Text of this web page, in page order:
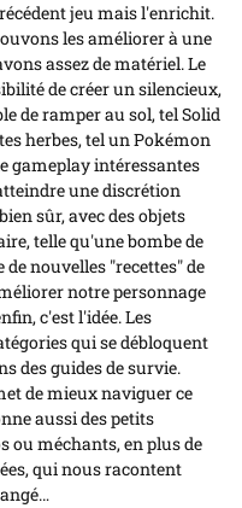
jeu mais l'enrichit.
les améliorer à une
assez de matériel. Le
de créer un silencieux,
de ramper au sol, tel Solid
herbes, tel un Pokémon
gameplay intéressantes
une discrétion
sûr, avec des objets
telle qu'une bombe de
nouvelles "recettes" de
notre personnage
c'est l'idée. Les
qui se débloquent
des guides de survie.
de mieux naviguer ce
aussi des petits
ou méchants, en plus de
qui nous racontent